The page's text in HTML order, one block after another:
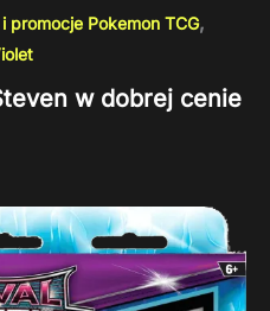
promocje Pokemon TCG,
w dobrej cenie